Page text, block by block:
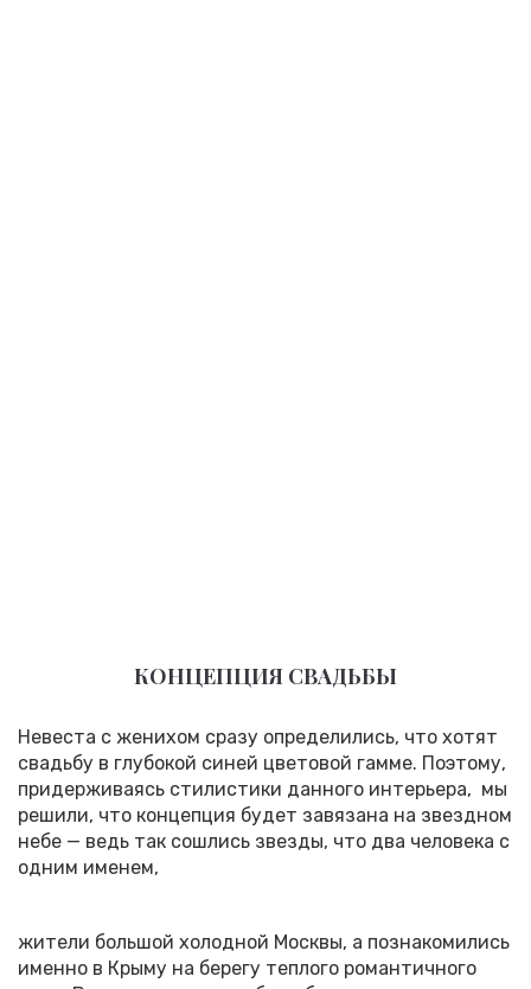
КОНЦЕПЦИЯ СВАДЬБЫ
Невеста с женихом сразу определились, что хотят
свадьбу в глубокой синей цветовой гамме. Поэтому,
придерживаясь стилистики данного интерьера, мы
решили, что концепция будет завязана на звездном
небе — ведь так сошлись звезды, что два человека с
одним именем,
жители большой холодной Москвы, а познакомились
именно в Крыму на берегу теплого романтичного